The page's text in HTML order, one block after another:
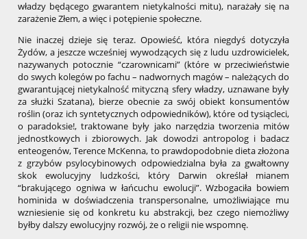
władzy będącego gwarantem nietykalności mitu), narażały się na
zarażenie Złem, a więc i potępienie społeczne.
Nie inaczej dzieje się teraz. Opowieść, która niegdyś dotyczyła
Żydów, a jeszcze wcześniej wywodzących się z ludu uzdrowicielek,
nazywanych potocznie “czarownicami” (które w przeciwieństwie
do swych kolegów po fachu – nadwornych magów – należących do
gwarantującej nietykalność mityczną sfery władzy, uznawane były
za służki Szatana), bierze obecnie za swój obiekt konsumentów
roślin (oraz ich syntetycznych odpowiedników), które od tysiącleci,
o paradoksie!, traktowane były jako narzędzia tworzenia mitów
jednostkowych i zbiorowych. Jak dowodzi antropolog i badacz
enteogenów, Terence McKenna, to prawdopodobnie dieta złożona
z grzybów psylocybinowych odpowiedzialna była za gwałtowny
skok ewolucyjny ludzkości, który Darwin określał mianem
“brakującego ogniwa w łańcuchu ewolucji”. Wzbogaciła bowiem
hominida w doświadczenia transpersonalne, umożliwiające mu
wzniesienie się od konkretu ku abstrakcji, bez czego niemożliwy
byłby dalszy ewolucyjny rozwój, że o religii nie wspomnę.